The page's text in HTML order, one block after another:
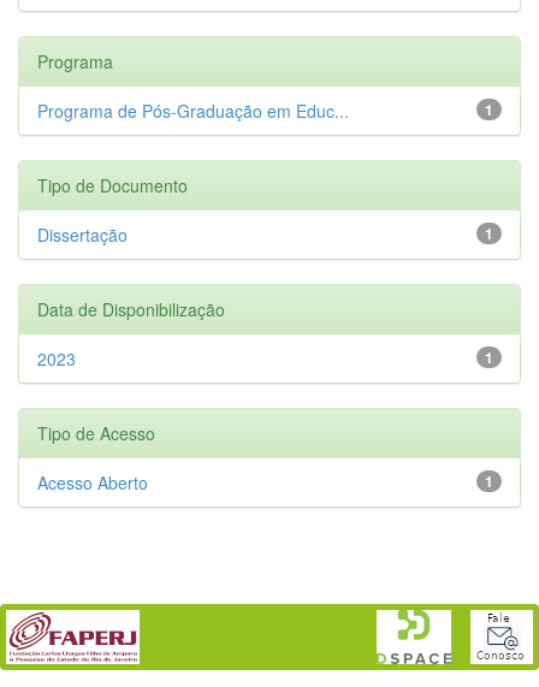
Programa
1
Programa de Pós-Graduação em Educ...
Tipo de Documento
1
Dissertação
Data de Disponibilização
1
2023
Tipo de Acesso
1
Acesso Aberto